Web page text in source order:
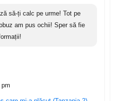
să-ți calc pe urme! Tot pe
am pus ochii! Sper să fie